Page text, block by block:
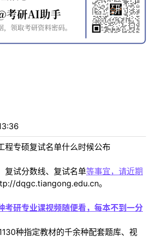
程专硕复试名单什么时候公布
复试分数线、复试名单等事宜，请近期
dqgc.tiangong.edu.cn。
考研专业课视频随便看，每本不到一分
种指定教材的千余种配套题库、视